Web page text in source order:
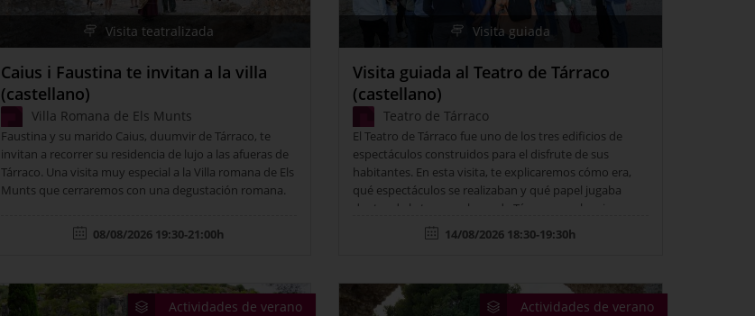
Visita teatralizada
Caius i Faustina te invitan a la villa
(castellano)
Villa Romana de Els Munts
Faustina y su marido Caius, duumvir de Tárraco, te
invitan a recorrer su residencia de lujo a las afueras de
Tárraco. Una visita muy especial a la Villa romana de Els
Munts que cerraremos con una degustación romana.
08/08/2026 19:30-21:00h
Visita guiada
Visita guiada al Teatro de Tárraco
(castellano)
Teatro de Tárraco
El Teatro de Tárraco fue uno de los tres edificios de
espectáculos construidos para el disfrute de sus
habitantes. En esta visita, te explicaremos cómo era,
qué espectáculos se realizaban y qué papel jugaba
dentro de la trama urbana de Tárraco y su barrio
14/08/2026 18:30-19:30h
Actividades de verano Actividades de verano